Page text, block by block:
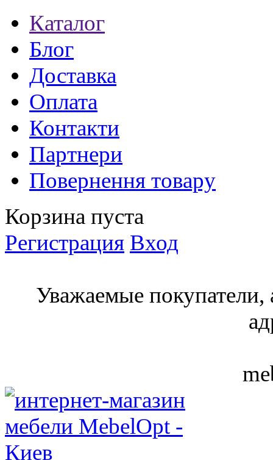
Каталог
Блог
Доставка
Оплата
Контакти
Партнери
Повернення товару
Корзина пуста
Регистрация Вход
Уважаемые покупатели,